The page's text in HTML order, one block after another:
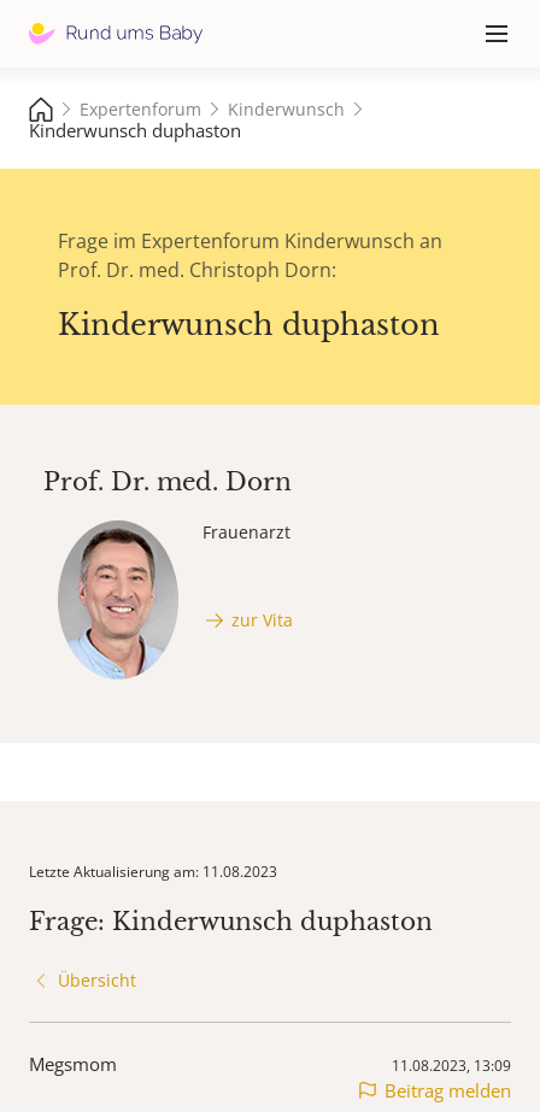
≡
Expertenforum Kinderwunsch
Kinderwunsch duphaston
Frage im Expertenforum Kinderwunsch an
Prof. Dr. med. Christoph Dorn:
Kinderwunsch duphaston
Prof. Dr. med. Dorn
Frauenarzt
zur Vita
Letzte Aktualisierung am: 11.08.2023
Frage: Kinderwunsch duphaston
Übersicht
Megsmom 11.08.2023, 13:09
Beitrag melden